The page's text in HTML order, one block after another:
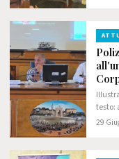
testo:
29